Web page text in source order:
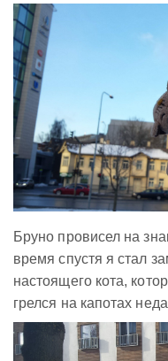
Бруно провисел на
время спустя я стал
настоящего кота,
грелся на капотах